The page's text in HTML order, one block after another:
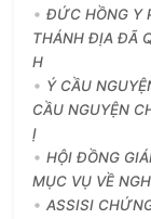
ĐỨC HỒNG Y
THÁNH ĐỊA ĐÃ
H
Ý CẦU
CẦU NGUYỆN
Ị
HỘI ĐỒNG
MỤC VỤ VỀ
ASSISI